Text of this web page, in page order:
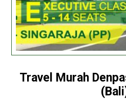
Travel Murah